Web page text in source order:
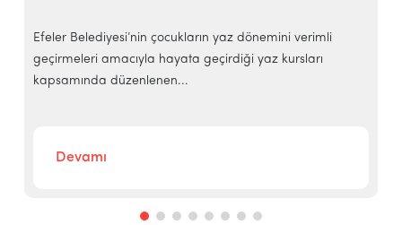
Efeler Belediyesi’nin çocukların yaz dönemini verimli
geçirmeleri amacıyla hayata geçirdiği yaz kursları
kapsamında düzenlenen...
Devamı